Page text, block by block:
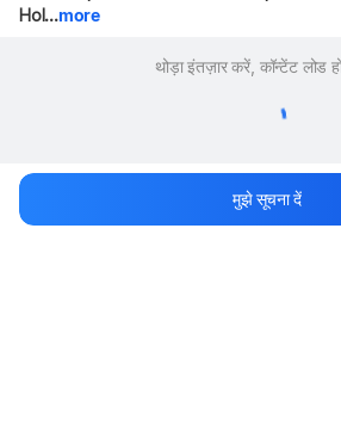
Hol...more
थोड़ा इंतज़ार करें, कॉन्टेंट लोड
मुझे सूचना दें